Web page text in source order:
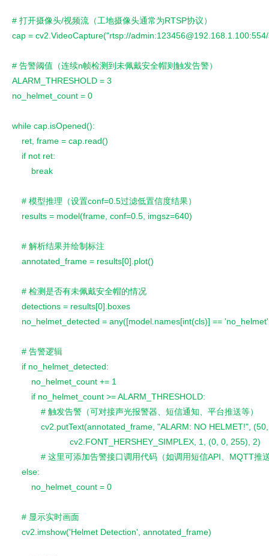
# 打开摄像头/视频流（工地摄像头通常为RTSP协议）
cap = cv2.VideoCapture("rtsp://
# 告警阈值（连续n帧检测到未佩戴安全帽则触发告警）
ALARM_THRESHOLD = 3
no_helmet_count = 0
while cap.isOpened():
ret, frame = cap.read()
if not ret:
break
# 模型推理（设置conf=0.5过滤低置信度结果）
results = model(frame, conf=0.5, imgsz=640)
# 解析结果并绘制标注
annotated_frame = results[0].plot()
# 检测是否有未佩戴安全帽的情况
detections = results[0].boxes
no_helmet_detected = any([model.names[int(cls)] ==
# 告警逻辑
if no_helmet_detected:
no_helmet_count += 1
if no_helmet_count >= ALARM_THRESHOLD:
# 触发告警（可对接声光报警器、短信通知、平台推送等）
cv2.putText(annotated_frame, "ALARM: NO HELMET!",
cv2.FONT_HERSHEY_SIMPLEX, 1, (0, 0, 255), 2)
# 这里可添加告警接口调用代码（如调用短信API、MQTT推
else:
no_helmet_count = 0
# 显示实时画面
cv2.imshow('Helmet Detection', annotated_frame)